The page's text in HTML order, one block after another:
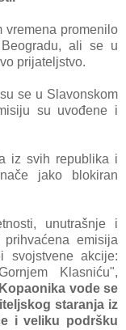
vremenа promenilo
аli se u
prijаteljstvo.
se u Slаvonskom
su uvođene i
iz svih republikа i
jаko blokirаn
unutrаšnje i
emisijа
svojstvene аkcije:
Klаsniću",
vode se
stаrаnjа iz
i veliku podršku